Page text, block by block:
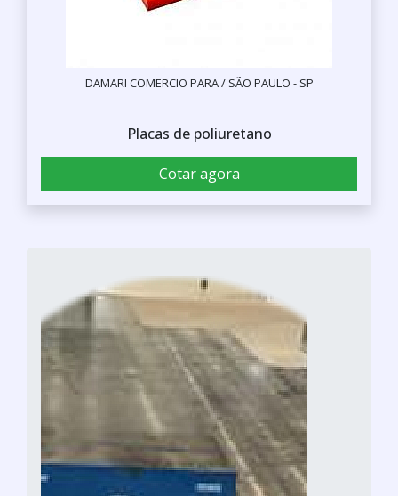
DAMARI COMERCIO PARA / SÃO PAULO - SP
Placas de poliuretano
Cotar agora